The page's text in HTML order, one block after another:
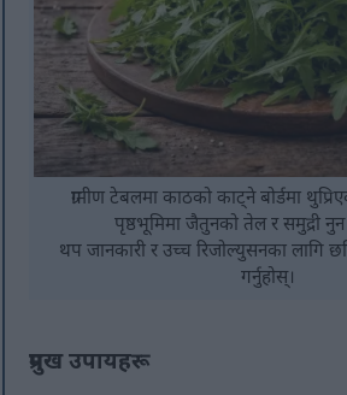
ग्रामीण टेबलमा काठको काट्ने बोर्डमा
पृष्ठभूमिमा जैतुनको तेल र समुद्री नुन
थप जानकारी र उच्च रिजोल्युसनका लागि
गर्नुहोस्।
प्रमुख उपायहरू